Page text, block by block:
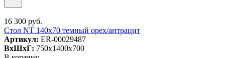
16 300 руб.
Стол NT 140x70 темный орех/антрацит
Артикул: ER-00029487
ВxШxГ: 750x1400x700